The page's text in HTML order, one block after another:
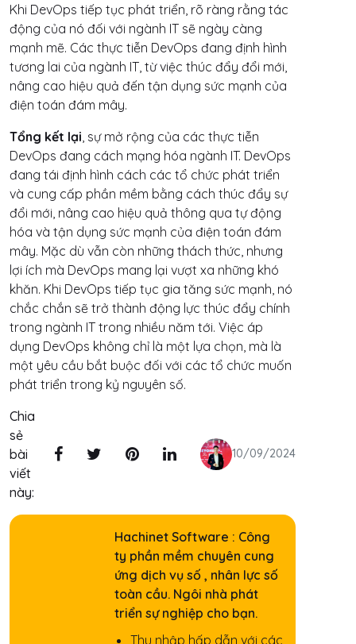
Khi DevOps tiếp tục phát triển, rõ ràng rằng tác
động của nó đối với ngành IT sẽ ngày càng
mạnh mẽ. Các thực tiễn DevOps đang định hình
tương lai của ngành IT, từ việc thúc đẩy đổi mới,
nâng cao hiệu quả đến tận dụng sức mạnh của
điện toán đám mây.
Tổng kết lại , sự mở rộng của các thực tiễn
DevOps đang cách mạng hóa ngành IT. DevOps
đang tái định hình cách các tổ chức phát triển
và cung cấp phần mềm bằng cách thúc đẩy sự
đổi mới, nâng cao hiệu quả thông qua tự động
hóa và tận dụng sức mạnh của điện toán đám
mây. Mặc dù vẫn còn những thách thức, nhưng
lợi ích mà DevOps mang lại vượt xa những khó
khăn. Khi DevOps tiếp tục gia tăng sức mạnh, nó
chắc chắn sẽ trở thành động lực thúc đẩy chính
trong ngành IT trong nhiều năm tới. Việc áp
dụng DevOps không chỉ là một lựa chọn, mà là
một yêu cầu bắt buộc đối với các tổ chức muốn
phát triển trong kỷ nguyên số.
Chia
sẻ
bài
viết
này:
10/09/2024
Hachinet Software : Công
ty phần mềm chuyên cung
ứng dịch vụ số , nhân lực số
toàn cầu. Ngôi nhà phát
triển sự nghiệp cho bạn.
Thu nhập hấp dẫn với các